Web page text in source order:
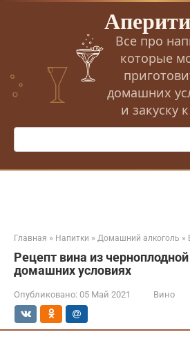
Перейти
Все про
которые
домашних
и закуску
Поиск:
Главная » Напитки » Домашний алкоголь »
Рецепт вина из
домашних условиях
Опубликовано: 05 Май 2021 Вино